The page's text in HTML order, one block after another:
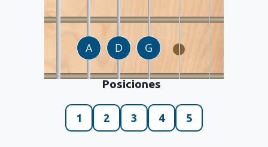
Posiciones
1 2 3 4 5